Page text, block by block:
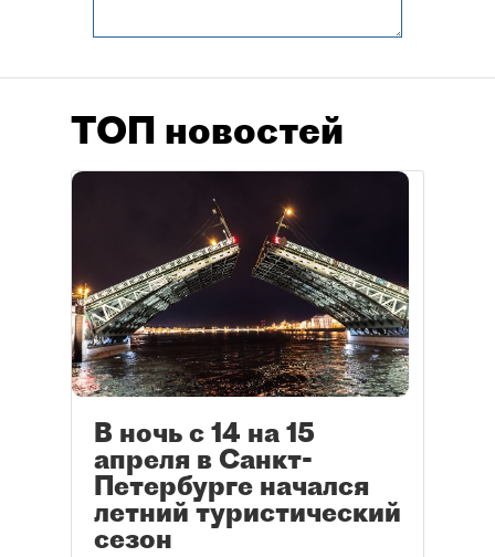
ТОП новостей
В ночь с 14 на 15
апреля в Санкт-
Петербурге начался
летний туристический
сезон